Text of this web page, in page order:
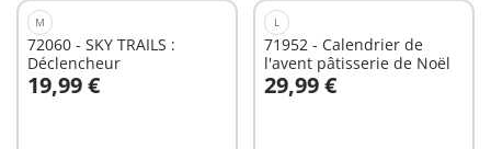
M
72060 - SKY TRAILS :
Déclencheur
19,99 €
Au panier
L
71952 - Calendrier de
l'avent pâtisserie de Noël
29,99 €
Au panier